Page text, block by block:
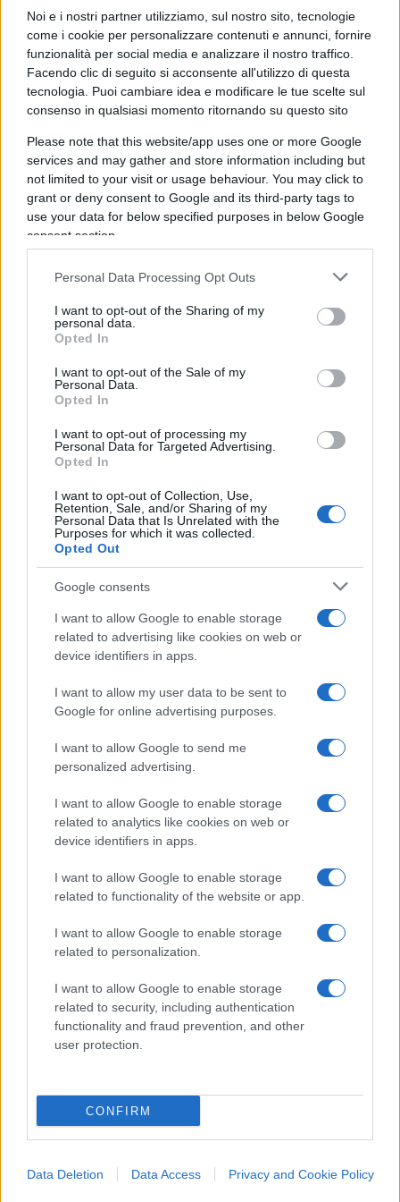
Noi e i nostri partner utilizziamo, sul nostro sito, tecnologie
come i cookie per personalizzare contenuti e annunci, fornire
funzionalità per social media e analizzare il nostro traffico.
Facendo clic di seguito si acconsente all'utilizzo di questa
tecnologia. Puoi cambiare idea e modificare le tue scelte sul
consenso in qualsiasi momento ritornando su questo sito
Please note that this website/app uses one or more Google
services and may gather and store information including but
not limited to your visit or usage behaviour. You may click to
grant or deny consent to Google and its third-party tags to
use your data for below specified purposes in below Google
consent section.
Personal Data Processing Opt Outs
I want to opt-out of the Sharing of my
personal data.
Opted In
I want to opt-out of the Sale of my
Personal Data.
Opted In
I want to opt-out of processing my
Personal Data for Targeted Advertising.
Opted In
I want to opt-out of Collection, Use,
Retention, Sale, and/or Sharing of my
Personal Data that Is Unrelated with the
Purposes for which it was collected.
Opted Out
Google consents
I want to allow Google to enable storage
related to advertising like cookies on web or
device identifiers in apps.
I want to allow my user data to be sent to
Google for online advertising purposes.
I want to allow Google to send me
personalized advertising.
I want to allow Google to enable storage
related to analytics like cookies on web or
device identifiers in apps.
I want to allow Google to enable storage
related to functionality of the website or app.
I want to allow Google to enable storage
related to personalization.
I want to allow Google to enable storage
related to security, including authentication
functionality and fraud prevention, and other
user protection.
CONFIRM
Data Deletion Data Access Privacy and Cookie Policy
dell’industria elettrica, con la ferma volontà di
sostituirsi ad essa.
È una storia complessa, quella del nucleare in
Italia, raccontata con competenza e dovizia di
particolari daUgo Spezia, ingegnere nucleare,
dirigente industriale e saggista scientifico, autore
Italia nucleare: dalla Pila di Fermi al dissesto
energeticopubblicato da 21mo Secolo. Il libro
analizza a fondo le indecisioni che hanno
caratterizzato la vicenda nucleare in Italia e hanno
finito col penalizzare gravemente l’evoluzione del
sistema energetico del Paese fino a portarlo
all’attuale condizione di sofferenza economica:
nel 2022 l’Italia pagherà all’estero
l’importazione di fonti energetiche
elettricità, mentre le famiglie e le imprese italiane
pagano già da anni il chilowattora più caro del
mondo.
I ripensamenti che hanno azzerato il sistema
nucleare italiano, vanificando ingenti investimenti
dall’autore ripercorsi attraverso la cronistoria
degli avvenimenti succedutisi dall’immediato
iniziative industriali, con la nascita del Cise
(Centro informazioni studi esperienze) e
realizzazione delle prime tre centrali nucleari
la creazione del Cnrn (Comitato nazionale per le
ricerche nucleari) e la progressiva dispersione
degli obiettivi della ricerca; la nazionalizzazione
dell’industria elettrica, la nascita dell’Enel e il
«caso Ippolito».
Le corruttele legate al business del petrolio e i
fallimenti della pianificazione energetica; la
la demagogia e l’abdicazione della politica; la
cancellazione dei programmi nucleari dopo gli
eventi di Chernobyl e Fukushima – la cui
decenza; il disinteresse politico e l’abbandono di
ogni forma di governo efficace del settore
elettrico.